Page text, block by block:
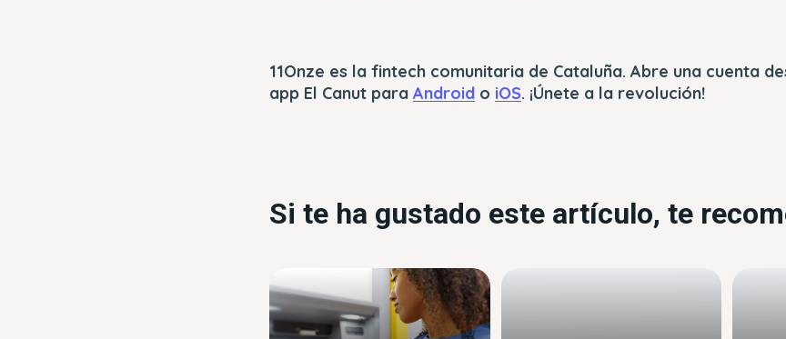
11Onze es la fintech comunitaria de Cataluña. Abre una cuenta
app El Canut para Android o iOS. ¡Únete a la revolución!
Si te ha gustado este artículo, te